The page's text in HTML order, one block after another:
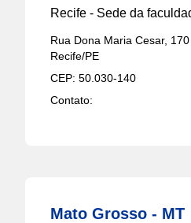
Recife - Sede da
Rua Dona Maria Cesar,
Recife/PE
CEP: 50.030-140
Contato:
Mato Grosso - MT